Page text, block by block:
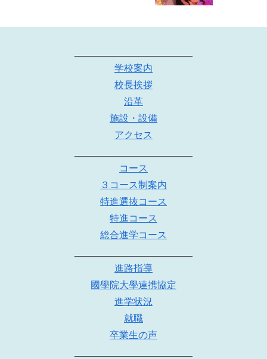
学校案内
校長挨拶
沿革
施設・設備
アクセス
コース
３コース制案内
特進選抜コース
特進コース
総合進学コース
進路指導
國學院大學連携協定
進学状況
就職
卒業生の声